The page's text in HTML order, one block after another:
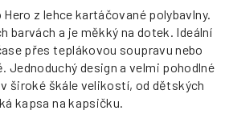
z lehce kartáčované polybavlny.
barvách a je měkký na dotek. Ideální
přes teplákovou soupravu nebo
Jednoduchý design a velmi pohodlné
široké škále velikostí, od dětských
kapsa na kapsičku.